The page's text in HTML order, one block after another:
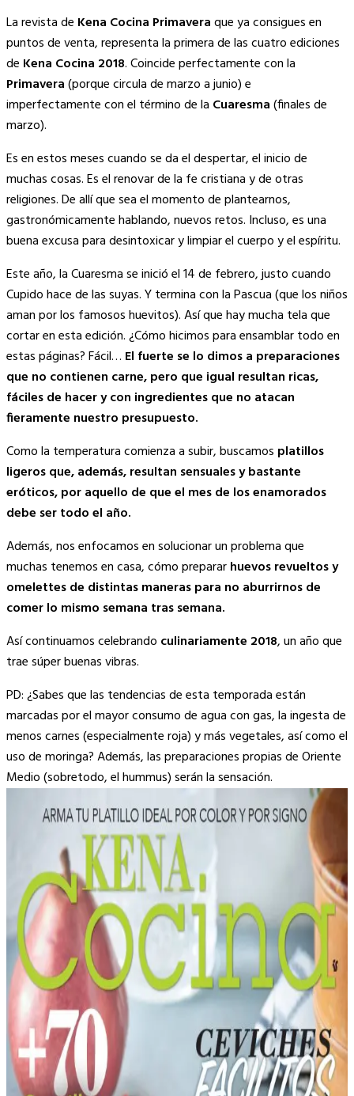
Copy
Link
La revista de Kena Cocina Primaveraque ya consigues en
puntos de venta, representa la primera de las cuatro ediciones
de Kena Cocina 2018. Coincide perfectamente con la
Primavera(porque circula de marzo a junio) e
imperfectamente con el término de la Cuaresma(finales de
marzo).
Es en estos meses cuando se da el despertar, el inicio de
muchas cosas. Es el renovar de la fe cristiana y de otras
religiones. De allí que sea el momento de plantearnos,
gastronómicamente hablando, nuevos retos. Incluso, es una
buena excusa para desintoxicar y limpiar el cuerpo y el espíritu.
Este año, la Cuaresma se inició el 14 de febrero, justo cuando
Cupido hace de las suyas. Y termina con la Pascua (que los niños
aman por los famosos huevitos). Así que hay mucha tela que
cortar en esta edición. ¿Cómo hicimos para ensamblar todo en
estas páginas? Fácil… El fuerte se lo dimos a preparaciones
que no contienen carne, pero que igual resultan ricas,
fáciles de hacer y con ingredientes que no atacan
fieramente nuestro presupuesto.
Como la temperatura comienza a subir, buscamos platillos
ligeros que, además, resultan sensuales y bastante
eróticos, por aquello de que el mes de los enamorados
debe ser todo el año.
Además, nos enfocamos en solucionar un problema que
muchas tenemos en casa, cómo prepararhuevos revueltos y
omelettes de distintas maneras para no aburrirnos de
comer lo mismo semana tras semana.
Así continuamos celebrando culinariamente 2018, un año que
trae súper buenas vibras.
PD: ¿Sabes que las tendencias de esta temporada están
marcadas por el mayor consumo de agua con gas, la ingesta de
menos carnes (especialmente roja) y más vegetales, así como el
uso de moringa? Además, las preparaciones propias de Oriente
Medio (sobretodo, el hummus) serán la sensación.